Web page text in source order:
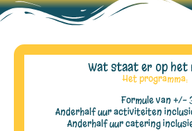
Wat staat er op het
Het programma:
Formule van +/-
Anderhalf uur activiteiten
Anderhalf uur catering